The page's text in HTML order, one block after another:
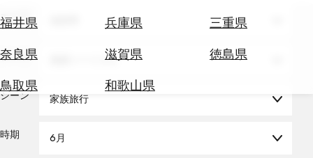
福井県
兵庫県
三重県
奈良県
滋賀県
徳島県
鳥取県
和歌山県
券
テ
を
エリア
テーマ 酒蔵ツーリズム
シーン 家族旅行
時期 6月